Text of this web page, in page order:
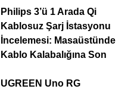
Philips 3’ü 1 Arada Qi
Kablosuz Şarj İstasyonu
İncelemesi: Masaüstünde
Kablo Kalabalığına Son
UGREEN Uno RG